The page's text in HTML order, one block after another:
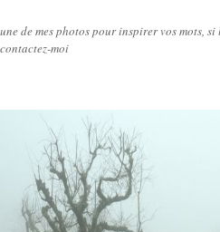
une de mes photos pour inspirer vos mots,
contactez-moi